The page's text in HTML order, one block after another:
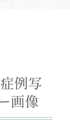
例写
画像